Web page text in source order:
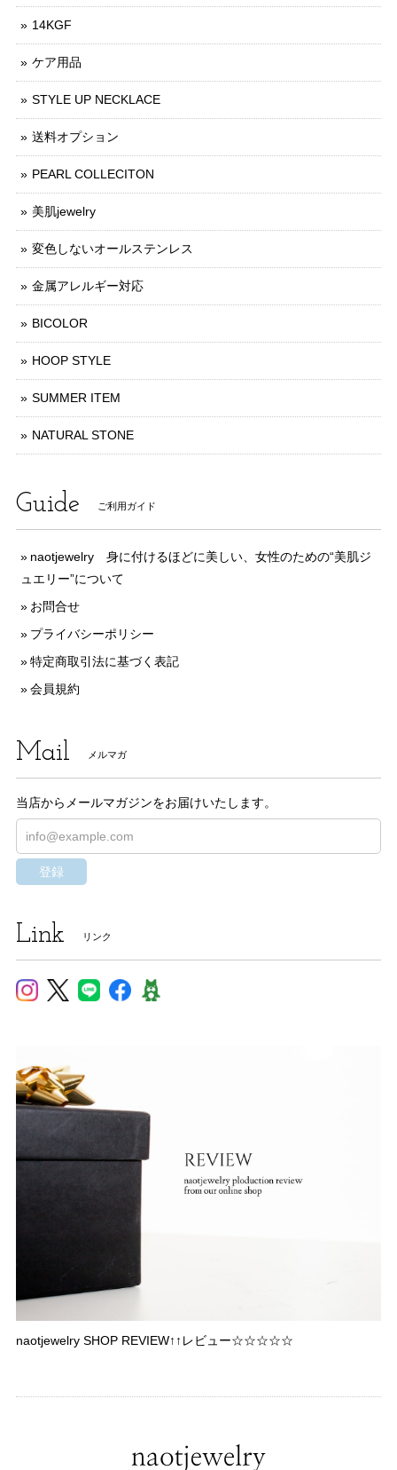
14KGF
ケア用品
STYLE UP NECKLACE
送料オプション
PEARL COLLECITON
美肌jewelry
変色しないオールステンレス
金属アレルギー対応
BICOLOR
HOOP STYLE
SUMMER ITEM
NATURAL STONE
Guide ご利用ガイド
naotjewelry 身に付けるほどに美しい、女性のための“美肌ジ
ュエリー”について
お問合せ
プライバシーポリシー
特定商取引法に基づく表記
会員規約
Mail メルマガ
当店からメールマガジンをお届けいたします。
登録
Link リンク
naotjewelry SHOP REVIEW↑↑レビュー☆☆☆☆☆